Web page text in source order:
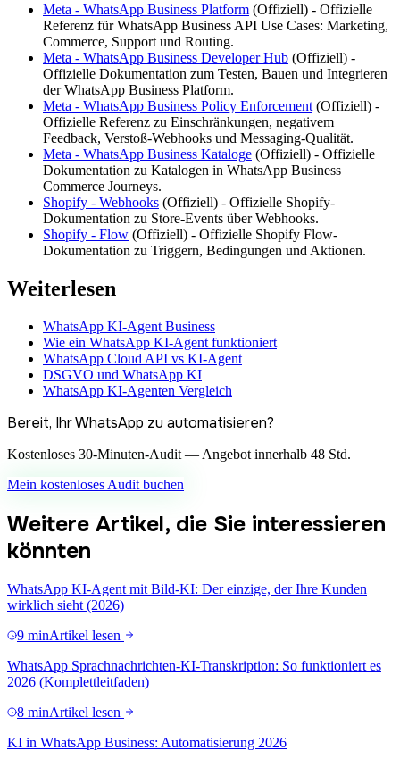
Meta - WhatsApp Business Platform (Offiziell) - Offizielle
Referenz für WhatsApp Business API Use Cases: Marketing,
Commerce, Support und Routing.
Meta - WhatsApp Business Developer Hub (Offiziell) -
Offizielle Dokumentation zum Testen, Bauen und Integrieren
der WhatsApp Business Platform.
Meta - WhatsApp Business Policy Enforcement (Offiziell) -
Offizielle Referenz zu Einschränkungen, negativem
Feedback, Verstoß-Webhooks und Messaging-Qualität.
Meta - WhatsApp Business Kataloge (Offiziell) - Offizielle
Dokumentation zu Katalogen in WhatsApp Business
Commerce Journeys.
Shopify - Webhooks (Offiziell) - Offizielle Shopify-
Dokumentation zu Store-Events über Webhooks.
Shopify - Flow (Offiziell) - Offizielle Shopify Flow-
Dokumentation zu Triggern, Bedingungen und Aktionen.
Weiterlesen
WhatsApp KI-Agent Business
Wie ein WhatsApp KI-Agent funktioniert
WhatsApp Cloud API vs KI-Agent
DSGVO und WhatsApp KI
WhatsApp KI-Agenten Vergleich
Bereit, Ihr WhatsApp zu automatisieren?
Kostenloses 30-Minuten-Audit — Angebot innerhalb 48 Std.
Mein kostenloses Audit buchen
Weitere Artikel, die Sie interessieren
könnten
WhatsApp KI-Agent mit Bild-KI: Der einzige, der Ihre Kunden
wirklich sieht (2026)
9 minArtikel lesen
WhatsApp Sprachnachrichten-KI-Transkription: So funktioniert es
2026 (Komplettleitfaden)
8 minArtikel lesen
KI in WhatsApp Business: Automatisierung 2026